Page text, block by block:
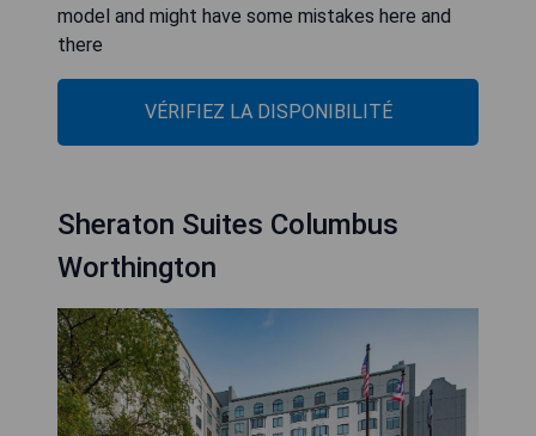
model and might have some mistakes here and
there
VÉRIFIEZ LA DISPONIBILITÉ
Sheraton Suites Columbus
Worthington